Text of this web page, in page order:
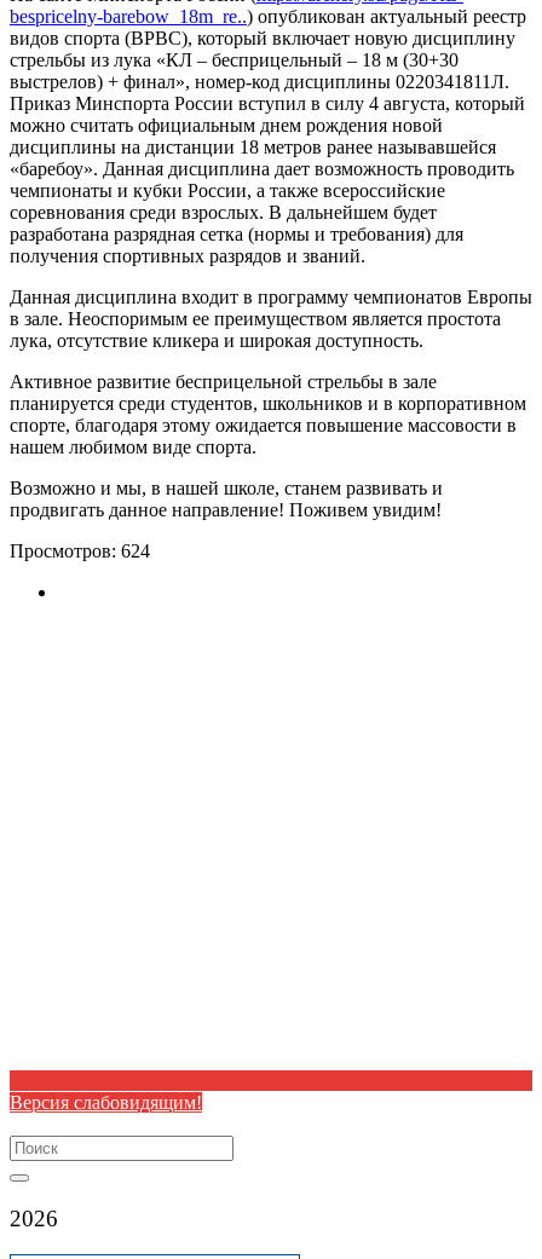
bespricelny-barebow_18m_re..) опубликован актуальный реестр
видов спорта (ВРВС), который включает новую дисциплину
стрельбы из лука «КЛ – бесприцельный – 18 м (30+30
выстрелов) + финал», номер-код дисциплины 0220341811Л.
Приказ Минспорта России вступил в силу 4 августа, который
можно считать официальным днем рождения новой
дисциплины на дистанции 18 метров ранее называвшейся
«баребоу». Данная дисциплина дает возможность проводить
чемпионаты и кубки России, а также всероссийские
соревнования среди взрослых. В дальнейшем будет
разработана разрядная сетка (нормы и требования) для
получения спортивных разрядов и званий.
Данная дисциплина входит в программу чемпионатов Европы
в зале. Неоспоримым ее преимуществом является простота
лука, отсутствие кликера и широкая доступность.
Активное развитие бесприцельной стрельбы в зале
планируется среди студентов, школьников и в корпоративном
спорте, благодаря этому ожидается повышение массовости в
нашем любимом виде спорта.
Возможно и мы, в нашей школе, станем развивать и
продвигать данное направление! Поживем увидим!
Просмотров: 624
Версия слабовидящим!
Search
for:
2026